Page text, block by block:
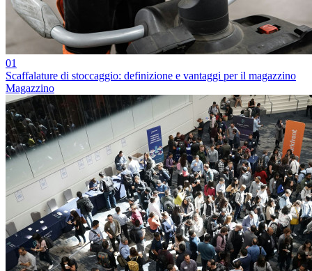
01
Scaffalature di stoccaggio: definizione e vantaggi per il magazzino
Magazzino